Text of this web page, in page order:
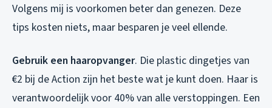
Volgens mij is voorkomen beter dan genezen. Deze
tips kosten niets, maar besparen je veel ellende.
Gebruik een haaropvanger. Die plastic dingetjes van
€2 bij de Action zijn het beste wat je kunt doen. Haar is
verantwoordelijk voor 40% van alle verstoppingen. Een